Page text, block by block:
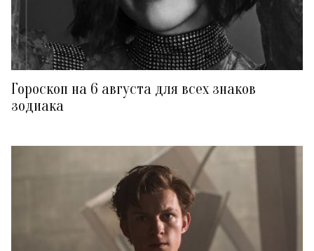
Гороскоп на 6 августа для всех знаков
зодиака